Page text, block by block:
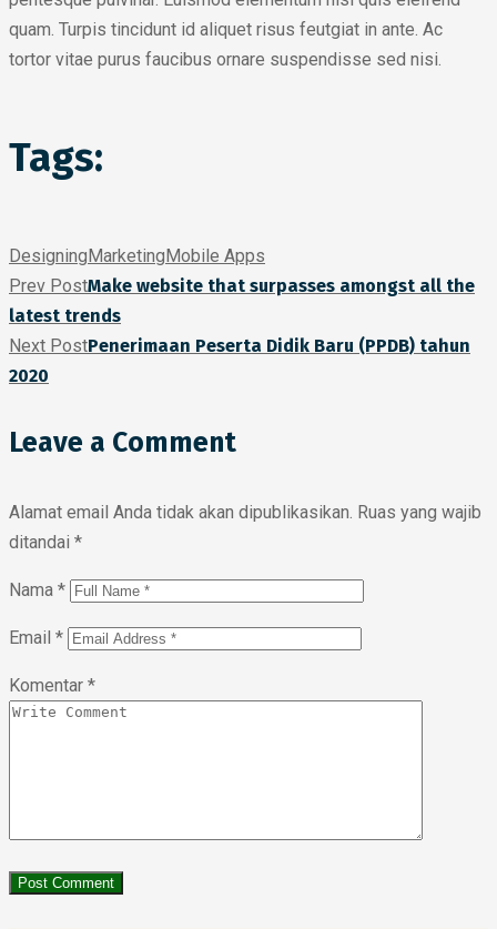
quam. Turpis tincidunt id aliquet risus feutgiat in ante. Ac
tortor vitae purus faucibus ornare suspendisse sed nisi.
Tags:
Designing Marketing Mobile Apps
Prev PostMake website that surpasses amongst all the
latest trends
Next PostPenerimaan Peserta Didik Baru (PPDB) tahun
2020
Leave a Comment
Alamat email Anda tidak akan dipublikasikan. Ruas yang wajib
ditandai *
Nama *
Email *
Komentar *